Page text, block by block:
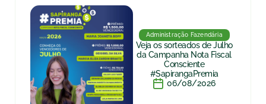
Administração Fazendária
Veja os sorteados de Julho
da Campanha Nota Fiscal
Consciente
#SapirangaPremia
06/08/2026